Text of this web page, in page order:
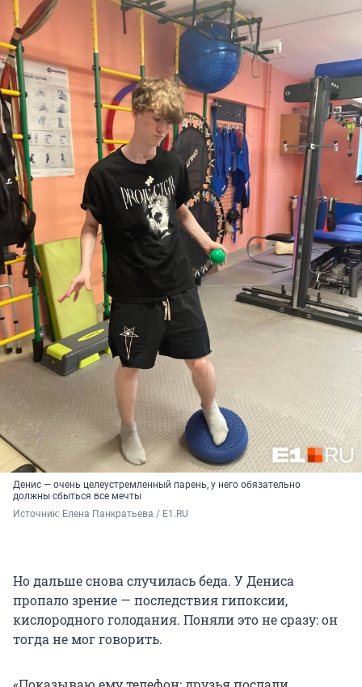
Денис — очень целеустремленный парень, у него обязательно
должны сбыться все мечты
Источник: Елена Панкратьева / E1.RU
Но дальше снова случилась беда. У Дениса
пропало зрение — последствия гипоксии,
кислородного голодания. Поняли это не сразу: он
тогда не мог говорить.